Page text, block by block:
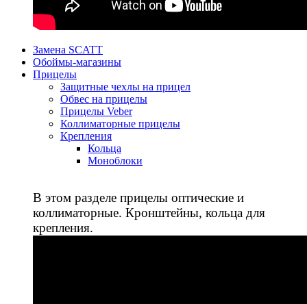
Замена SCATT
Обоймы-магазины
Прицелы
Защитные чехлы на прицел
Обвес на прицелы
Прицелы Veber
Коллиматорные прицелы
Крепления
Кольца
Моноблоки
В этом разделе прицелы оптические и
коллиматорные. Кронштейны, кольца для
крепления.